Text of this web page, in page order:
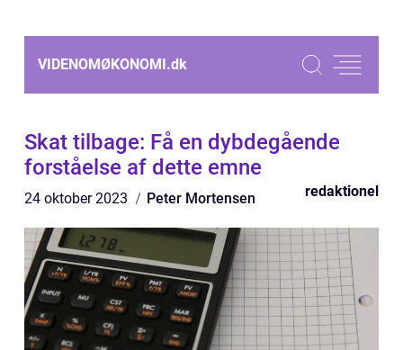
VIDENOMØKONOMI.dk
Skat tilbage: Få en dybdegående
forståelse af dette emne
24 oktober 2023 Peter Mortensen redaktionel